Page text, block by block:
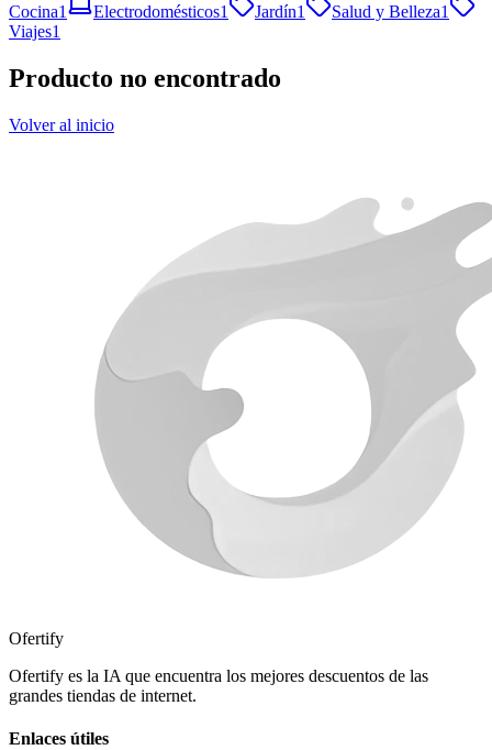
Cocina1 Electrodomésticos1 Jardín1 Salud y Belleza1
Viajes1
Producto no encontrado
Volver al inicio
Ofertify
Ofertify es la IA que encuentra los mejores descuentos de las
grandes tiendas de internet.
Enlaces útiles